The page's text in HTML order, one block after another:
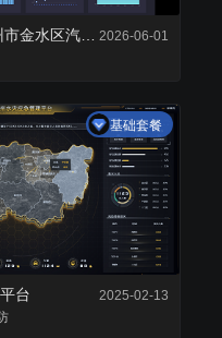
资产库
复用已有组件，降低项目成本
2026-06-01
基础套餐
台
2025-02-13